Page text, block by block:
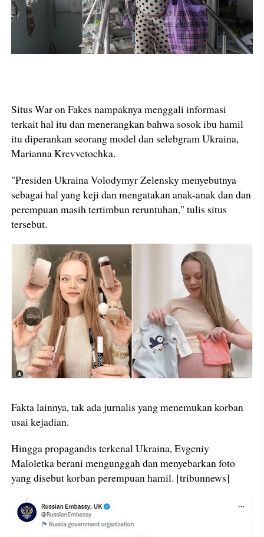
Situs War on Fakes nampaknya menggali informasi
terkait hal itu dan menerangkan bahwa sosok ibu hamil
itu diperankan seorang model dan selebgram Ukraina,
Marianna Krevvetochka.
"Presiden Ukraina Volodymyr Zelensky menyebutnya
sebagai hal yang keji dan mengatakan anak-anak dan dan
perempuan masih tertimbun reruntuhan," tulis situs
tersebut.
Fakta lainnya, tak ada jurnalis yang menemukan korban
usai kejadian.
Hingga propagandis terkenal Ukraina, Evgeniy
Maloletka berani mengunggah dan menyebarkan foto
yang disebut korban perempuan hamil. [tribunnews]